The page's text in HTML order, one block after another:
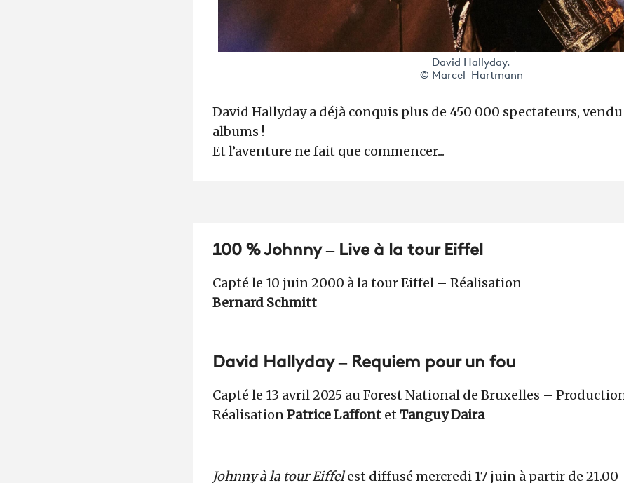
David Hallyday.
© Marcel Hartmann
David Hallyday a déjà conquis plus de 450 000 spectateurs,
albums !
Et l’aventure ne fait que commencer...
100 % Johnny – Live à la tour Eiffel
Capté le 10 juin 2000 à la tour Eiffel – Réalisation
Bernard Schmitt
David Hallyday – Requiem pour un fou
Capté le 13 avril 2025 au Forest National de Bruxelles –
RéalisationPatrice Laffont et Tanguy Daira
Johnny à la tour Eiffelest diffusé mercredi 17 juin à partir de 21.00